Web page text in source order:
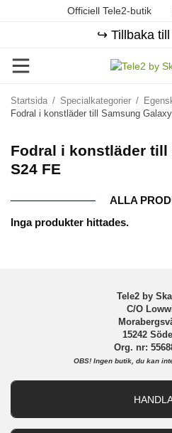
Officiell Tele2-butik
↪️ Tillbaka till
Startsida / Specialkategorier /
Fodral i konstläder till Samsung
Fodral i konstläder till
S24 FE
ALLA
Inga produkter hittades.
Tele2 by
C/O
15242
Org. nr:
OBS! Ingen butik, du kan